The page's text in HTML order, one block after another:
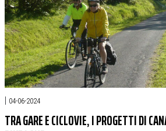
| 04-06-2024
TRA GARE E CICLOVIE, I PROGETTI DI